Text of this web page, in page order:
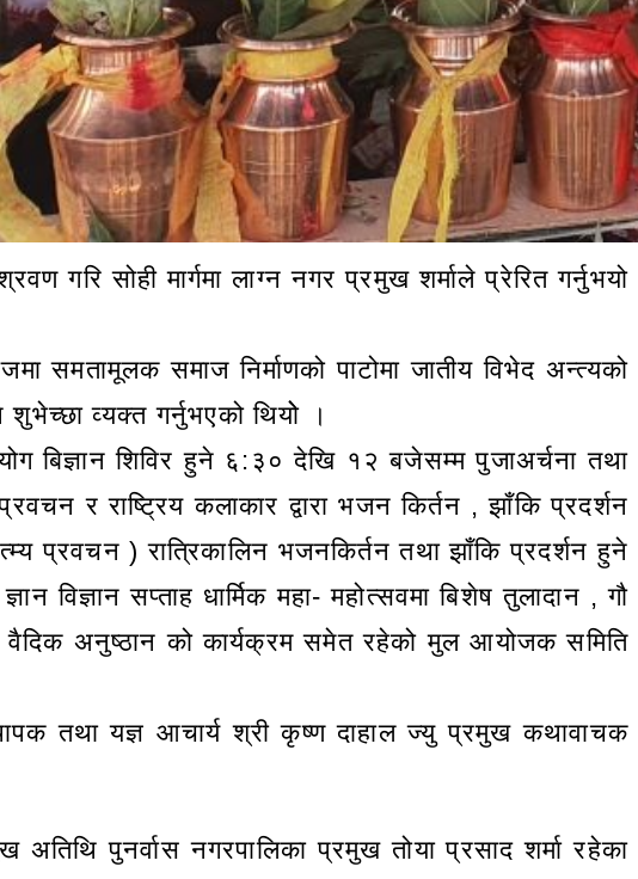
गरि सोही मार्गमा लाग्न नगर प्रमुख शर्माले प्रेरित गर्नुभयो
समतामूलक समाज निर्माणको पाटोमा जातीय विभेद अन्त्यको
शुभेच्छा व्यक्त गर्नुभएको थियोे ।
बिज्ञान शिविर हुने ६:३० देखि १२ बजेसम्म पुजाअर्चना तथा
र राष्ट्रिय कलाकार द्वारा भजन किर्तन , झाँकि प्रदर्शन
प्रवचन ) रात्रिकालिन भजनकिर्तन तथा झाँकि प्रदर्शन हुने
सप्ताह धार्मिक महा- महोत्सवमा बिशेष तुलादान , गौ
वैदिक अनुष्ठान को कार्यक्रम समेत रहेको मुल आयोजक समिति
तथा यज्ञ आचार्य श्री कृष्ण दाहाल ज्यु प्रमुख कथावाचक
पुनर्वास नगरपालिका प्रमुख तोया प्रसाद शर्मा रहेका